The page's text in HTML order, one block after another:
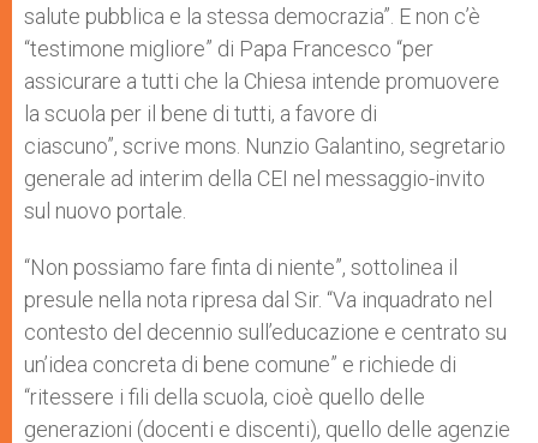
salute pubblica e la stessa democrazia”. E non c’è
“testimone migliore” di Papa Francesco “per
assicurare a tutti che la Chiesa intende promuovere
la scuola per il bene di tutti, a favore di
ciascuno”, scrive mons. Nunzio Galantino, segretario
generale ad interim della CEI nel messaggio-invito
sul nuovo portale.
“Non possiamo fare finta di niente”, sottolinea il
presule nella nota ripresa dal Sir. “Va inquadrato nel
contesto del decennio sull’educazione e centrato su
un’idea concreta di bene comune” e richiede di
“ritessere i fili della scuola, cioè quello delle
generazioni (docenti e discenti), quello delle agenzie